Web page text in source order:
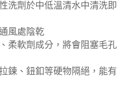
洗劑於中低溫清水中清洗即
風處陰乾
柔軟劑成分，將會阻塞毛孔
鍊、鈕釦等硬物隔絕，能有